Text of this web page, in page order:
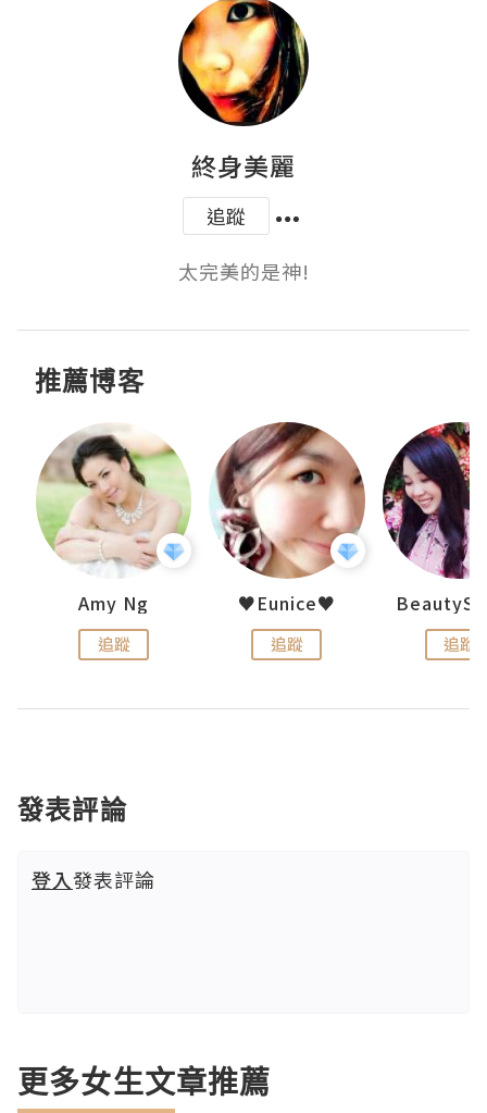
終身美麗
追蹤
太完美的是神!
推薦博客
Amy Ng
追蹤
♥Eunice♥
追蹤 追蹤
發表評論
登入發表評論
更多女生文章推薦